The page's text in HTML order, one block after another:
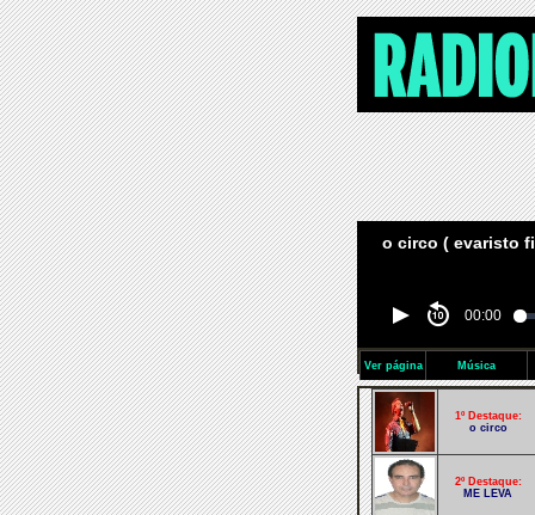
o circo ( evaristo
00:00
Ver página Música
1º Destaque:
o circo
2º Destaque:
ME LEVA